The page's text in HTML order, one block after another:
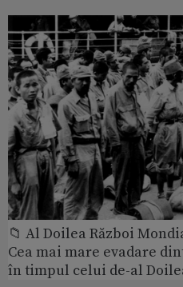
📁 Al Doilea Război
Cea mai mare evadare
în timpul celui de-al